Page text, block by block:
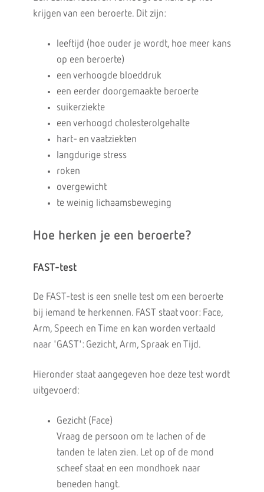
krijgen van een beroerte. Dit zijn:
leeftijd (hoe ouder je wordt, hoe meer kans
op een beroerte)
een verhoogde bloeddruk
een eerder doorgemaakte beroerte
suikerziekte
een verhoogd cholesterolgehalte
hart- en vaatziekten
langdurige stress
roken
overgewicht
te weinig lichaamsbeweging
Hoe herken je een beroerte?
FAST-test
De FAST-test is een snelle test om een beroerte
bij iemand te herkennen. FAST staat voor: Face,
Arm, Speech en Time en kan worden vertaald
naar 'GAST': Gezicht, Arm, Spraak en Tijd.
Hieronder staat aangegeven hoe deze test wordt
uitgevoerd:
Gezicht (Face)
Vraag de persoon om te lachen of de
tanden te laten zien. Let op of de mond
scheef staat en een mondhoek naar
beneden hangt.